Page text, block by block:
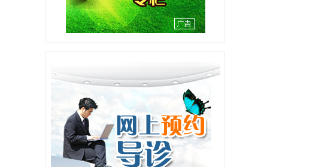
【详情】
王平
工作单位：中国医科大学附
属第四医院
【详情】
刘金钢
职务：普通外科主任
职称：主任医师